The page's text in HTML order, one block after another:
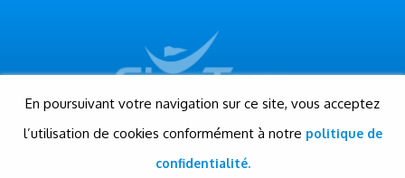
© Gigatour - Tous droits réservés
Conception et réalisation: Evensis
En poursuivant votre navigation sur ce site, vous acceptez
l’utilisation de cookies conformément à notre politique de
confidentialité.